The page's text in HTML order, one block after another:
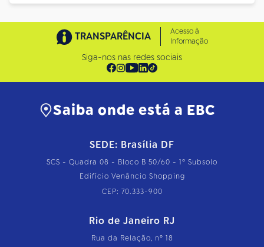
TRANSPARÊNCIA
Acesso à
Informação
Siga-nos nas redes sociais
Saiba onde está a EBC
SEDE: Brasília DF
SCS - Quadra 08 - Bloco B 50/60 - 1º Subsolo
Edifício Venâncio Shopping
CEP: 70.333-900
Rio de Janeiro RJ
Rua da Relação, nº 18